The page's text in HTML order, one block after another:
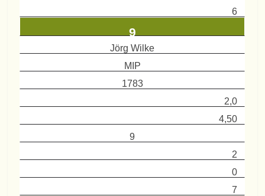
6
9
Jörg Wilke
MIP
1783
2,0
4,50
9
2
0
7